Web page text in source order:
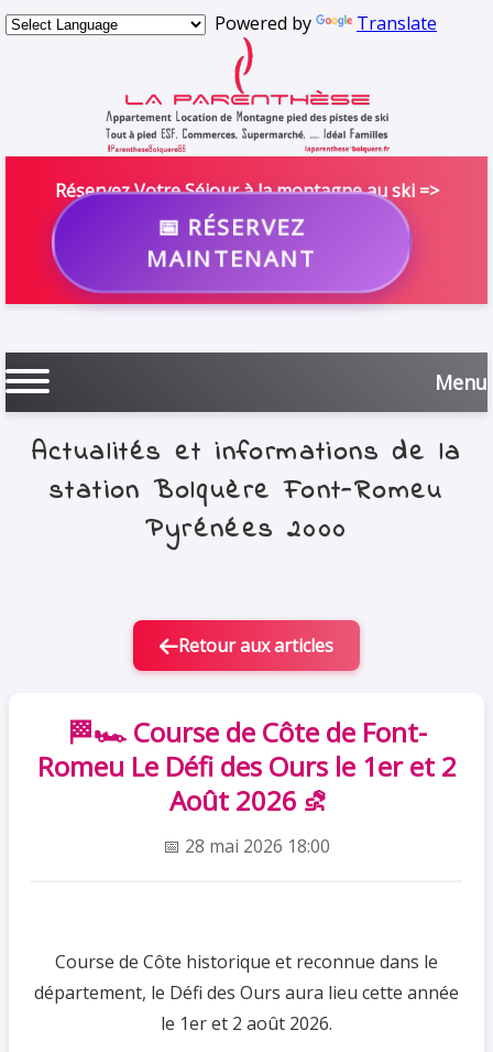
Powered by Translate
Réservez Votre Séjour à la montagne au ski =>
📅 RÉSERVEZ
MAINTENANT
Menu
Actualités et informations de la
station Bolquère Font-Romeu
Pyrénées 2000
Retour aux articles
🏁🏎️ Course de Côte de Font-
Romeu Le Défi des Ours le 1er et 2
Août 2026 ⛐
📅 28 mai 2026 18:00
Course de Côte historique et reconnue dans le
département, le Défi des Ours aura lieu cette année
le 1er et 2 août 2026.